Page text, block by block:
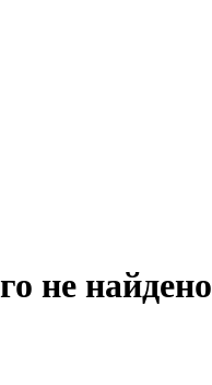
не найдено